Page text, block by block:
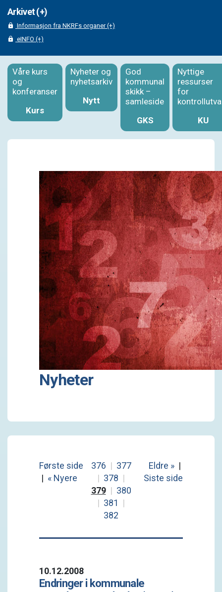
Arkivet (+)
Informasjon fra NKRFs organer (+)
eINFO (+)
Våre kurs
og
konferanser
Kurs
Nyheter og
nyhetsarkiv
Nytt
God
kommunal
skikk –
samleside
GKS
Nyttige
ressurser
for
KU
Nyheter
Første side
| « Nyere
376 | 377
| 378 |
379 | 380
| 381
|
382
Eldre » |
Siste side
10.12.2008
Endringer i kommunale